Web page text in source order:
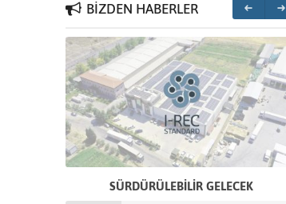
BİZDEN HABERLER
K-EXPO 2025 FUARINDAYIZ